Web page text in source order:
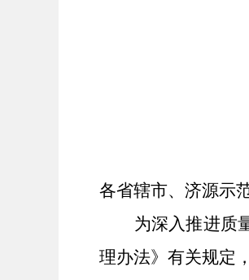
各省辖市、济源示
为深入推进质
理办法》有关规定，